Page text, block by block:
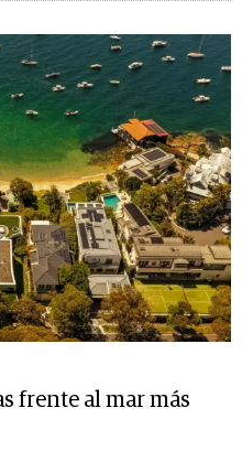
frente al mar más